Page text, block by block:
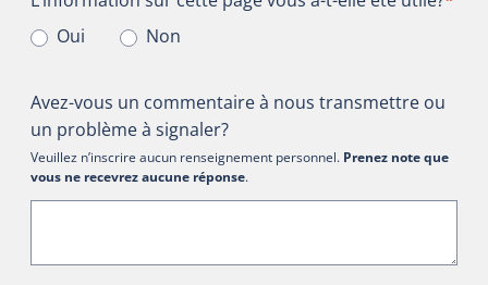
Oui
Non
Avez-vous un commentaire à nous transmettre ou
un problème à signaler?
Veuillez n’inscrire aucun renseignement personnel. Prenez note que
vous ne recevrez aucune réponse.